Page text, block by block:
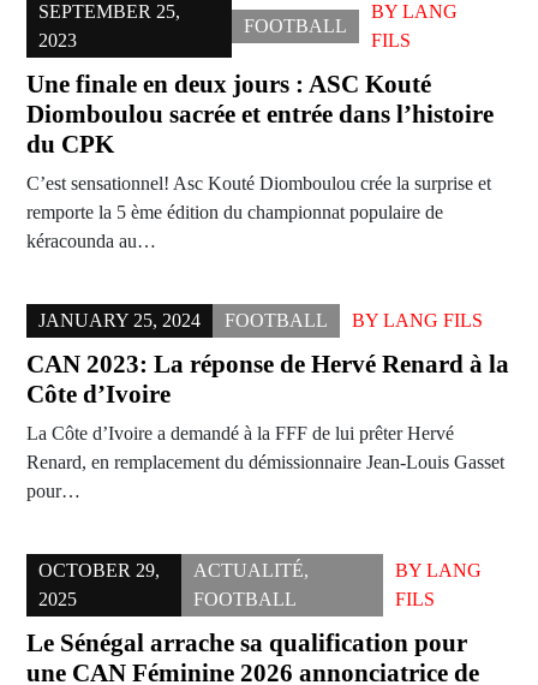
SEPTEMBER 25,
2023
FOOTBALL
BYLANG
FILS
Une finale en deux jours : ASC Kouté
Diomboulou sacrée et entrée dans l’histoire
du CPK
C’est sensationnel! Asc Kouté Diomboulou crée la surprise et
remporte la 5 ème édition du championnat populaire de
kéracounda au…
JANUARY 25, 2024 FOOTBALL BY LANG FILS
CAN 2023: La réponse de Hervé Renard à la
Côte d’Ivoire
La Côte d’Ivoire a demandé à la FFF de lui prêter Hervé
Renard, en remplacement du démissionnaire Jean-Louis Gasset
pour…
OCTOBER 29,
2025
ACTUALITÉ,
FOOTBALL
BYLANG
FILS
Le Sénégal arrache sa qualification pour
une CAN Féminine 2026 annonciatrice de